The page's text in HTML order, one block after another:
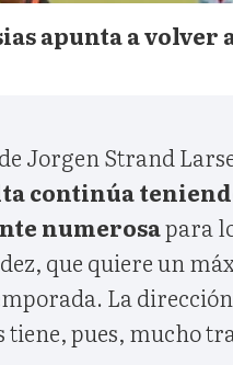
apunta a volver
Jorgen Strand
continúa
numerosapara
que quiere un
La
tiene, pues, mucho